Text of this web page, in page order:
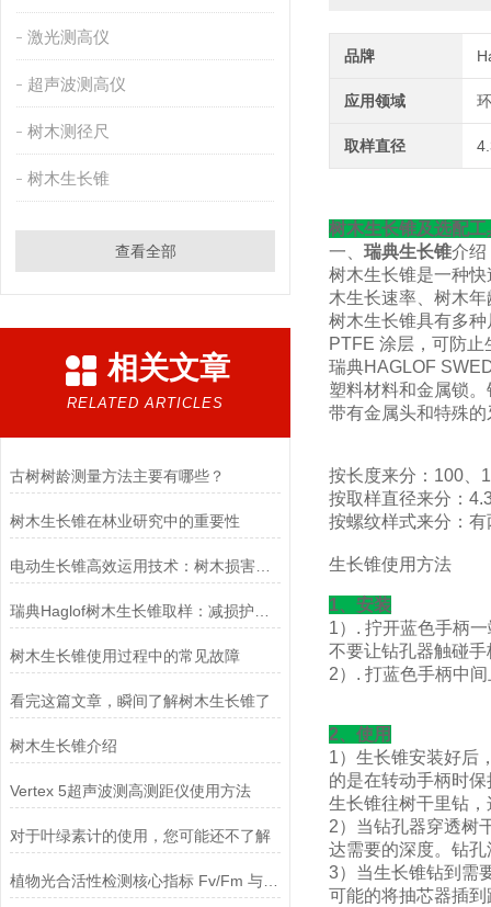
激光测高仪
超声波测高仪
树木测径尺
树木生长锥
查看全部
相关文章
RELATED ARTICLES
古树树龄测量方法主要有哪些？
树木生长锥在林业研究中的重要性
电动生长锥高效运用技术：树木损害最小化及取样高速率研究
树木生长锥使用过程中的常见故障
看完这篇文章，瞬间了解树木生长锥了
树木生长锥介绍
Vertex 5超声波测高测距仪使用方法
对于叶绿素计的使用，您可能还不了解
植物光合活性检测核心指标 Fv/Fm 与 Fv′/Fm′对比分析
品牌
应用领域
取样直径
树木生长锥及选配工
一、 瑞典生长锥介绍
树木生长锥是一种
木生长速率、树木
树木生长锥具有多
PTFE 涂层，可防
瑞典HAGLOF
塑料材料和金属锁
带有金属头和特殊
按长度来分：100、
按取样直径来分：
按螺纹样式来分：
生长锥使用方法
1、安装
1）. 拧开蓝色手柄
不要让钻孔器触碰
2）. 打蓝色手柄中
2、使用
1）生长锥安装好后
的是在转动手柄时
生长锥往树干里钻
2）当钻孔器穿透树
达需要的深度。钻
3）当生长锥钻到需
可能的将抽芯器插